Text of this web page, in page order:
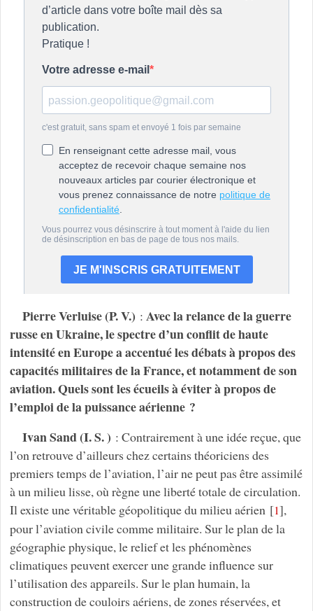
Pierre Verluise (P. V.) : Avec la relance de la guerre
russe en Ukraine, le spectre d’un conflit de haute
intensité en Europe a accentué les débats à propos des
capacités militaires de la France, et notamment de son
aviation. Quels sont les écueils à éviter à propos de
l’emploi de la puissance aérienne ?
Ivan Sand (I. S. ) : Contrairement à une idée reçue, que
l’on retrouve d’ailleurs chez certains théoriciens des
premiers temps de l’aviation, l’air ne peut pas être assimilé
à un milieu lisse, où règne une liberté totale de circulation.
Il existe une véritable géopolitique du milieu aérien[1],
pour l’aviation civile comme militaire. Sur le plan de la
géographie physique, le relief et les phénomènes
climatiques peuvent exercer une grande influence sur
l’utilisation des appareils. Sur le plan humain, la
construction de couloirs aériens, de zones réservées, et